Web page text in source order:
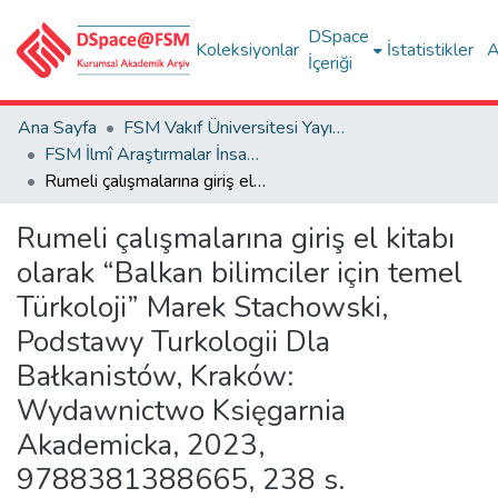
Koleksiyonlar
DSpace
İçeriği
İstatistikler
Ana Sayfa
FSM Vakıf Üniversitesi Yayınları / Publications of FSM Vakif University
FSM İlmî Araştırmalar İnsan ve Toplum Bilimleri Dergisi
Rumeli çalışmalarına giriş el kitabı olarak “Balkan bilimciler için temel Türkoloji” Marek Stachowski, Podstawy Turkologii Dla Bałkanistów, Kraków: Wydawnictwo Księgarnia Akademicka, 2023, 9788381388665, 238 s.
Rumeli çalışmalarına giriş el kitabı
olarak “Balkan bilimciler için temel
Türkoloji” Marek Stachowski,
Podstawy Turkologii Dla
Bałkanistów, Kraków:
Wydawnictwo Księgarnia
Akademicka, 2023,
9788381388665, 238 s.